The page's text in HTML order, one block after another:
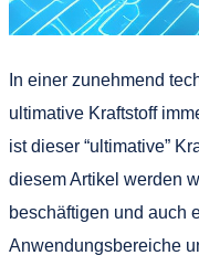
In einer zunehmend
ultimative Kraftstoff
ist dieser “ultimative”
diesem Artikel werden
beschäftigen und auch
Anwendungsbereiche